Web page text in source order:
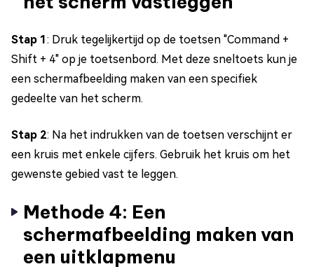
Stap 1: Druk tegelijkertijd op de toetsen "Command +
Shift + 4" op je toetsenbord. Met deze sneltoets kun je
een schermafbeelding maken van een specifiek
gedeelte van het scherm.
Stap 2: Na het indrukken van de toetsen verschijnt er
een kruis met enkele cijfers. Gebruik het kruis om het
gewenste gebied vast te leggen.
Methode 4: Een
schermafbeelding maken van
een uitklapmenu